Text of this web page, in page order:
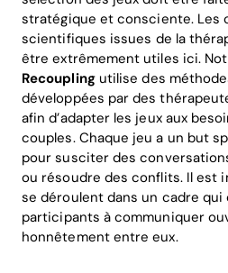
Home
Blog
stratégique et consciente. Les
scientifiques issues de la
être extrêmement utiles ici.
Recouplingutilise des
développées par des
afin d’adapter les jeux aux
couples. Chaque jeu a un but
pour susciter des
ou résoudre des conflits. Il est
se déroulent dans un cadre qui
participants à communiquer
honnêtement entre eux.